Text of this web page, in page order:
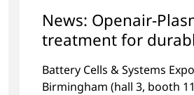
News: Openair-
treatment for
efficient batteries
Battery Cells & Systems
Birmingham (hall 3, booth